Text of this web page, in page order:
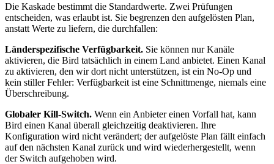
Die Kaskade bestimmt die Standardwerte. Zwei Prüfungen
entscheiden, was erlaubt ist. Sie begrenzen den aufgelösten Plan,
anstatt Werte zu liefern, die durchfallen:
Länderspezifische Verfügbarkeit. Sie können nur Kanäle
aktivieren, die Bird tatsächlich in einem Land anbietet. Einen Kanal
zu aktivieren, den wir dort nicht unterstützen, ist ein No-Op und
kein stiller Fehler: Verfügbarkeit ist eine Schnittmenge, niemals eine
Überschreibung.
Globaler Kill-Switch. Wenn ein Anbieter einen Vorfall hat, kann
Bird einen Kanal überall gleichzeitig deaktivieren. Ihre
Konfiguration wird nicht verändert; der aufgelöste Plan fällt einfach
auf den nächsten Kanal zurück und wird wiederhergestellt, wenn
der Switch aufgehoben wird.